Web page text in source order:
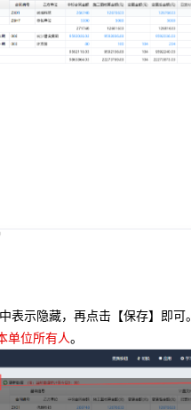
示隐藏，再点击【保存】即可。
单位所有人。